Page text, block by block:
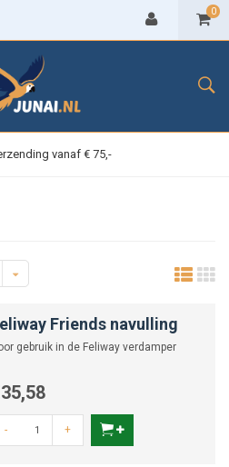
0
vanaf € 75,-
Friends navulling
gebruik in de Feliway verdamper
- +